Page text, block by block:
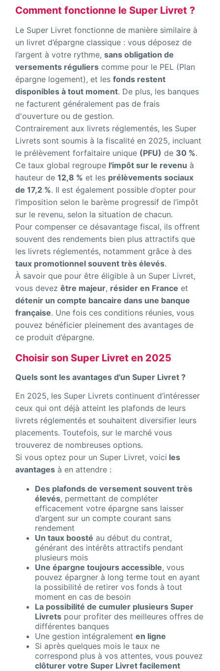
Comment fonctionne le Super Livret ?
Le Super Livret fonctionne de manière similaire à
un livret d’épargne classique : vous déposez de
l’argent à votre rythme,sans obligation de
versements réguliers comme pour le PEL (Plan
épargne logement), et lesfonds restent
disponibles à tout moment. De plus, les banques
ne facturent généralement pas de frais
d'ouverture ou de gestion.
Contrairement aux livrets réglementés, les Super
Livrets sont soumis à la fiscalité en 2025, incluant
le prélèvement forfaitaire unique (PFU) de 30 %.
Ce taux global regroupe l'impôt sur le revenu à
hauteur de12,8 % et les prélèvements sociaux
de 17,2 %. Il est également possible d’opter pour
l’imposition selon le barème progressif de l’impôt
sur le revenu, selon la situation de chacun.
Pour compenser ce désavantage fiscal, ils offrent
souvent des rendements bien plus attractifs que
les livrets réglementés, notamment grâce à des
taux promotionnel souvent très élevés.
À savoir que pour être éligible à un Super Livret,
vous devezêtre majeur, résider en France et
détenir un compte bancaire dans une banque
française. Une fois ces conditions réunies, vous
pouvez bénéficier pleinement des avantages de
ce produit d’épargne.
Choisir son Super Livret en 2025
Quels sont les avantages d'un Super Livret ?
En 2025, les Super Livrets continuent d’intéresser
ceux qui ont déjà atteint les plafonds de leurs
livrets réglementés et souhaitent diversifier leurs
placements. Toutefois, sur le marché vous
trouverez de nombreuses options.
Si vous optez pour un Super Livret, voici les
avantages à en attendre :
Des plafonds de versement souvent très
élevés, permettant de compléter
efficacement votre épargne sans laisser
d’argent sur un compte courant sans
rendement
Un taux boosté au début du contrat,
générant des intérêts attractifs pendant
plusieurs mois
Une épargne toujours accessible, vous
pouvez épargner à long terme tout en ayant
la possibilité de retirer vos fonds à tout
moment en cas de besoin
La possibilité de cumuler plusieurs Super
Livrets pour profiter des meilleures offres de
différentes banques
Une gestion intégralementen ligne
Si après quelques mois le taux ne
correspond plus à vos attentes, vous pouvez
clôturer votre Super Livret facilement